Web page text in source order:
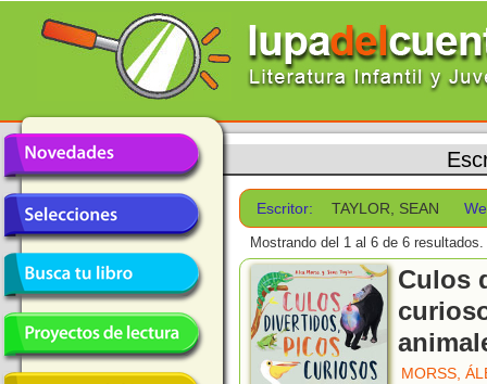
Escritor: TAYLOR, SEAN
Mostrando del 1 al 6 de 6 resultados.
Culos
MORSS,